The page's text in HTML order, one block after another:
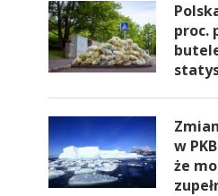
proc.
w
że